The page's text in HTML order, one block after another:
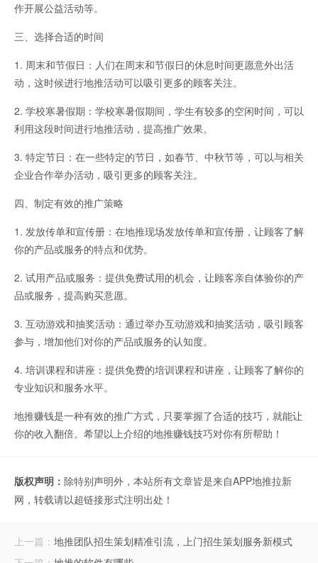
作开展公益活动等。
三、选择合适的时间
1. 周末和节假日：人们在周末和节假日的休息时间更愿意外出活
动，这时候进行地推活动可以吸引更多的顾客关注。
2. 学校寒暑假期：学校寒暑假期间，学生有较多的空闲时间，可以
利用这段时间进行地推活动，提高推广效果。
3. 特定节日：在一些特定的节日，如春节、中秋节等，可以与相关
企业合作举办活动，吸引更多的顾客关注。
四、制定有效的推广策略
1. 发放传单和宣传册：在地推现场发放传单和宣传册，让顾客了解
你的产品或服务的特点和优势。
2. 试用产品或服务：提供免费试用的机会，让顾客亲自体验你的产
品或服务，提高购买意愿。
3. 互动游戏和抽奖活动：通过举办互动游戏和抽奖活动，吸引顾客
参与，增加他们对你的产品或服务的认知度。
4. 培训课程和讲座：提供免费的培训课程和讲座，让顾客了解你的
专业知识和服务水平。
地推赚钱是一种有效的推广方式，只要掌握了合适的技巧，就能让
你的收入翻倍。希望以上介绍的地推赚钱技巧对你有所帮助！
版权声明： 除特别声明外，本站所有文章皆是来自APP地推拉新
网，转载请以超链接形式注明出处！
上一篇： 地推团队招生策划精准引流，上门招生策划服务新模式